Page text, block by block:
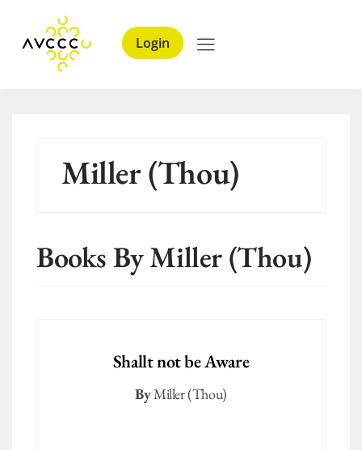
Login
Miller (Thou)
Books By Miller (Thou)
Shallt not be Aware
ByMiller (Thou)